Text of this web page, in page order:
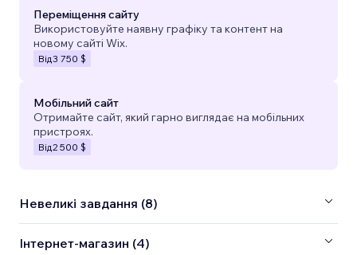
Переміщення сайту
Використовуйте наявну графіку та контент на
новому сайті Wix.
Від3 750 $
Мобільний сайт
Отримайте сайт, який гарно виглядає на мобільних
пристроях.
Від2 500 $
Невеликі завдання (8)
Інтернет-магазин (4)